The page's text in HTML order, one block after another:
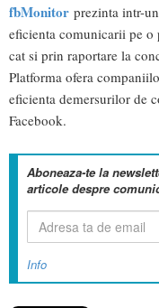
fbMonitor prezinta intr-
eficienta comunicarii pe o
cat si prin raportare la
Platforma ofera
eficienta demersurilor de
Facebook.
Aboneaza-te la
articole despre
Info